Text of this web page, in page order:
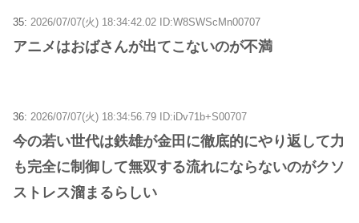
35: 2026/07/07(火) 18:34:42.02 ID:W8SWScMn00707
アニメはおばさんが出てこないのが不満
36: 2026/07/07(火) 18:34:56.79 ID:iDv71b+S00707
今の若い世代は鉄雄が金田に徹底的にやり返して力
も完全に制御して無双する流れにならないのがクソ
ストレス溜まるらしい